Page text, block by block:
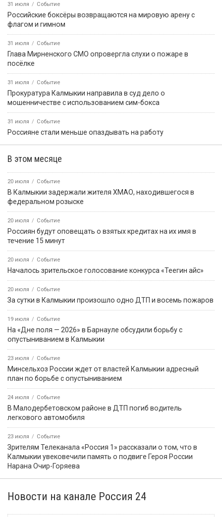
31 июля Событие
Российские боксёры возвращаются на мировую арену с
флагом и гимном
31 июля Событие
Глава Мирненского СМО опровергла слухи о пожаре в
посёлке
31 июля Событие
Прокуратура Калмыкии направила в суд дело о
мошенничестве с использованием сим-бокса
31 июля Событие
Россияне стали меньше опаздывать на работу
В этом месяце
20 июля Событие
В Калмыкии задержали жителя ХМАО, находившегося в
федеральном розыске
20 июля Событие
Россиян будут оповещать о взятых кредитах на их имя в
течение 15 минут
20 июля Событие
Началось зрительское голосование конкурса «Теегин айс»
20 июля Событие
За сутки в Калмыкии произошло одно ДТП и восемь пожаров
19 июля Событие
На «Дне поля — 2026» в Барнауле обсудили борьбу с
опустыниванием в Калмыкии
23 июля Событие
Минсельхоз России ждет от властей Калмыкии адресный
план по борьбе с опустыниванием
24 июля Событие
В Малодербетовском районе в ДТП погиб водитель
легкового автомобиля
23 июля Событие
Зрителям Телеканала «Россия 1» рассказали о том, что в
Калмыкии увековечили память о подвиге Героя России
Нарана Очир-Горяева
Новости на канале Россия 24